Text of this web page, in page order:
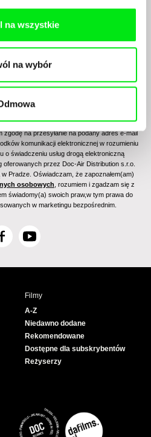
na wszystkie
na wybór
na przesyłanie na podany adres e-mail
komunikacji elektronicznej w rozumieniu
o świadczeniu usług drogą elektroniczną
oferowanych przez Doc-Air Distribution s.r.o.
Pradze. Oświadczam, że zapoznałem(am)
osobowych , rozumiem i zgadzam się z
świadomy(a) swoich praw,w tym prawa do
w marketingu bezpośrednim.
F
c
Y
u
e
Filmy
A-Z
Niedawno dodane
Rekomendowane
Dostępne dla subskrybentów
Reżyserzy